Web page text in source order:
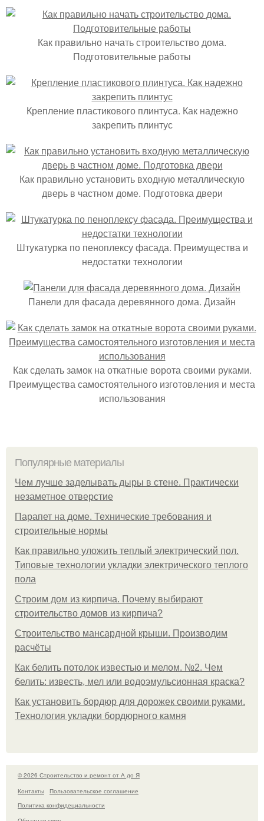
Как правильно начать строительство дома.
Подготовительные работы
Крепление пластикового плинтуса. Как надежно
закрепить плинтус
Как правильно установить входную металлическую
дверь в частном доме. Подготовка двери
Штукатурка по пеноплексу фасада. Преимущества и
недостатки технологии
Панели для фасада деревянного дома. Дизайн
Как сделать замок на откатные ворота своими руками.
Преимущества самостоятельного изготовления и места
использования
Популярные материалы
Чем лучше заделывать дыры в стене. Практически
незаметное отверстие
Парапет на доме. Технические требования и
строительные нормы
Как правильно уложить теплый электрический пол.
Типовые технологии укладки электрического теплого
пола
Строим дом из кирпича. Почему выбирают
строительство домов из кирпича?
Строительство мансардной крыши. Производим
расчёты
Как белить потолок известью и мелом. №2. Чем
белить: известь, мел или водоэмульсионная краска?
Как установить бордюр для дорожек своими руками.
Технология укладки бордюрного камня
© 2026 Строительство и ремонт от А до Я
Контакты
Пользовательское соглашение
Политика конфидециальности